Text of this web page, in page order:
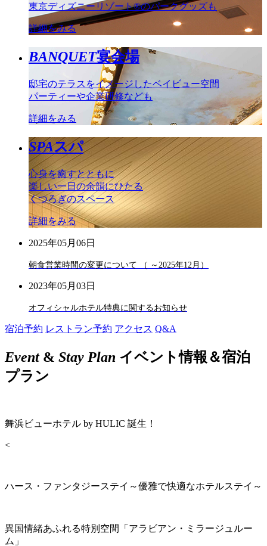
東京ディズニーリゾート®のパークグッズも
詳細をみる
BANQUET宴会場
邸宅のテラスをイメージしたベイビュー空間
パーティーや企業研修なども
詳細をみる
SPAスパ
心身を癒すとともに
楽しい一日の余韻にひたる
くつろぎのスペース
詳細をみる
2025年05月06日
朝食営業時間の変更について （ ～2025年12月）
2023年05月03日
オフィシャルホテル特典に関するお知らせ
宿泊予約 レストラン予約 アクセス Q&A
Event& Stay Plan イベント情報＆宿泊
プラン
舞浜ビューホテル by HULIC 誕生！
<
ハース・ファンタジーステイ～優雅で快適なホテルステイ～
異国情緒あふれる特別空間「アラビアン・ミラージュルー
ム」